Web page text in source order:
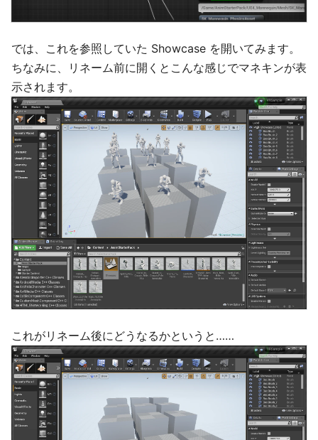
では、これを参照していた Showcase を開いてみます。
ちなみに、リネーム前に開くとこんな感じでマネキンが表
示されます。
これがリネーム後にどうなるかというと……